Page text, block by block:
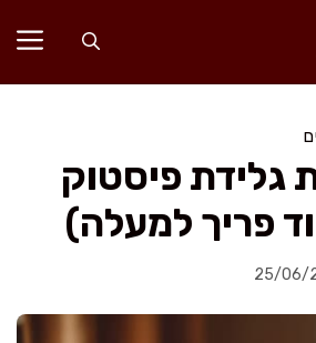
גלידת פיסטוק
פריך למעלה)
25/06/